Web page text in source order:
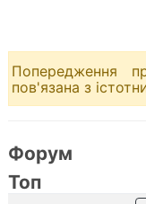
Попередження
пов'язана з
Форум
Топ